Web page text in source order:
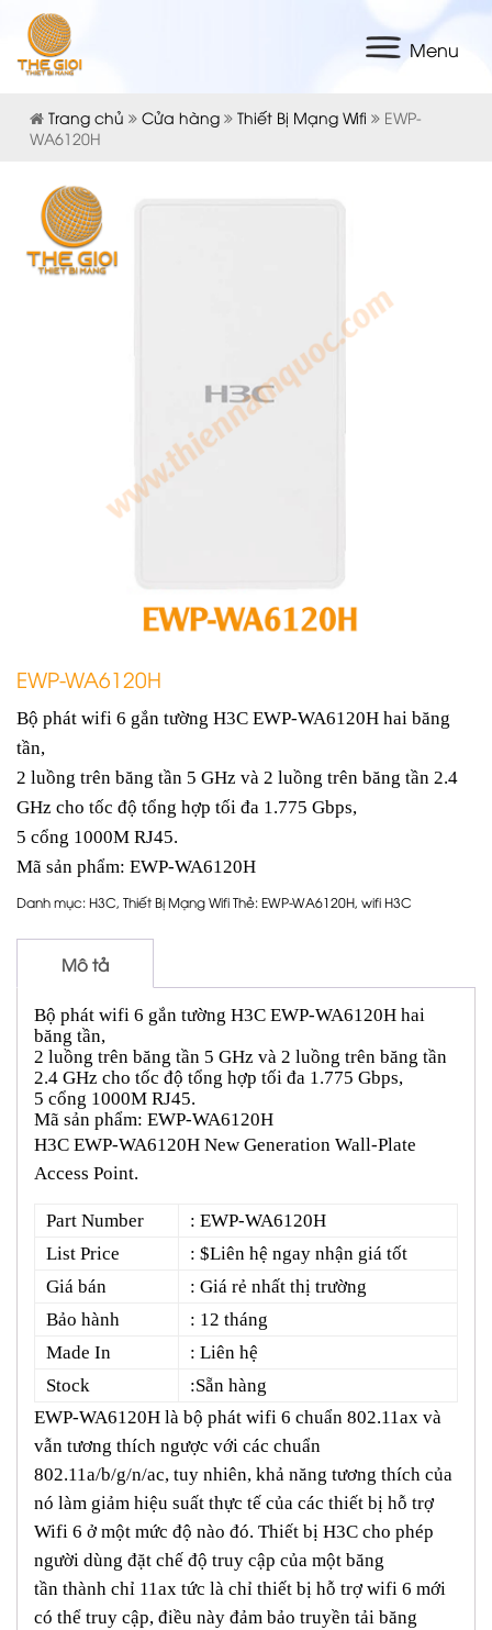
Menu
Trang chủ Cửa hàng Thiết Bị Mạng Wifi
EWP-
WA6120H
EWP-WA6120H
Bộ phát wifi 6 gắn tường H3C EWP-WA6120H hai băng
tần,
2 luồng trên băng tần 5 GHz và 2 luồng trên băng tần 2.4
GHz cho tốc độ tổng hợp tối đa 1.775 Gbps,
5 cổng 1000M RJ45.
Mã sản phẩm: EWP-WA6120H
Danh mục:H3C, Thiết Bị Mạng WifiThẻ:EWP-WA6120H, wifi H3C
Mô tả
Bộ phát wifi 6 gắn tường H3C EWP-WA6120H hai
băng tần,
2 luồng trên băng tần 5 GHz và 2 luồng trên băng tần
2.4 GHz cho tốc độ tổng hợp tối đa 1.775 Gbps,
5 cổng 1000M RJ45.
Mã sản phẩm: EWP-WA6120H
H3C EWP-WA6120H New Generation Wall-Plate
Access Point.
Part Number
: EWP-WA6120H
List Price
: $Liên hệ ngay nhận giá tốt
Giá bán
: Giá rẻ nhất thị trường
Bảo hành
: 12 tháng
Made In
: Liên hệ
Stock
:Sẵn hàng
EWP-WA6120H là bộ phát wifi 6 chuẩn 802.11ax và
vẫn tương thích ngược với các chuẩn
802.11a/b/g/n/ac, tuy nhiên, khả năng tương thích của
nó làm giảm hiệu suất thực tế của các thiết bị hỗ trợ
Wifi 6 ở một mức độ nào đó. Thiết bị H3C cho phép
người dùng đặt chế độ truy cập của một băng
tần thành chỉ 11ax tức là chỉ thiết bị hỗ trợ wifi 6 mới
có thể truy cập, điều này đảm bảo truyền tải băng